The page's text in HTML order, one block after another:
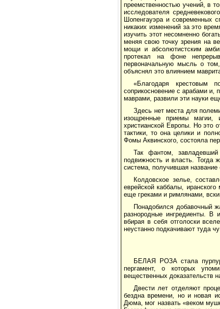
преемственностью учений, в
исследователя
Шопенгауэра и современных
никаких изменений за это
изучить этот несомненно
меняя свою точку зрения на
мощи и абсолютистским
протекал на фоне
первоначальную мысль о
объяснял это влиянием
«Благодаря крестовым
соприкосновение с арабами и,
маврами, развили эти науки
Здесь нет места для
изощренные приемы магии,
христианской Европы. Но это
тактики, то она целики и
Фомы Аквинского, состояла
Так фантом,
подвижность и власть. Тогда
система, получившая название
Колдовское зелье,
еврейской каббалы,
еще греками и римлянами,
Понадобился добавочный
разнородные ингредиенты. В
вбирая в себя отголоски
неустанно подкачивают туда
БЕЛАЯ РОЗА стала
пергамент, о которых
вещественных доказательств
Двести лет отделяют
бездна времени, но и новая
Дюма, мог назвать «веком